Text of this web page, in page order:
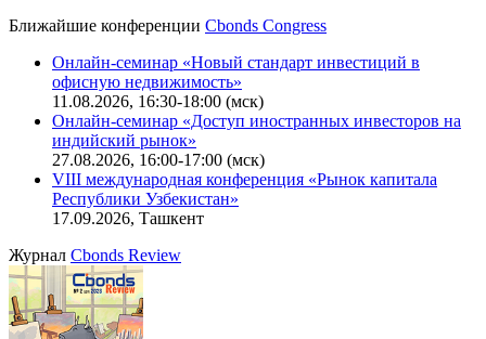
Ближайшие конференции Cbonds Congress
Онлайн-семинар «Новый стандарт инвестиций в
офисную недвижимость»
11.08.2026, 16:30-18:00 (мск)
Онлайн-семинар «Доступ иностранных инвесторов на
индийский рынок»
27.08.2026, 16:00-17:00 (мск)
VIII международная конференция «Рынок капитала
Республики Узбекистан»
17.09.2026, Ташкент
Журнал Cbonds Review